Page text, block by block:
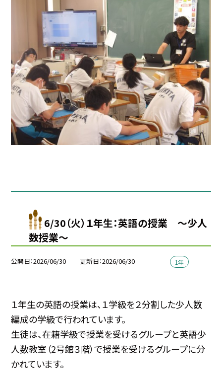
6/30（火）１年生：英語の授業 ～少人
数授業～
公開日 2026/06/30 更新日 2026/06/30 1年
１年生の英語の授業は、１学級を２分割した少人数
編成の学級で行われています。
生徒は、在籍学級で授業を受けるグループと英語少
人数教室（2号館３階）で授業を受けるグループに分
かれています。